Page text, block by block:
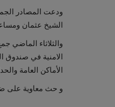
ودعت المصادر
الشيخ عثمان
والثلاثاء الماضي
الامنية في صندوق
الأماكن العامة
و حث معاوية على